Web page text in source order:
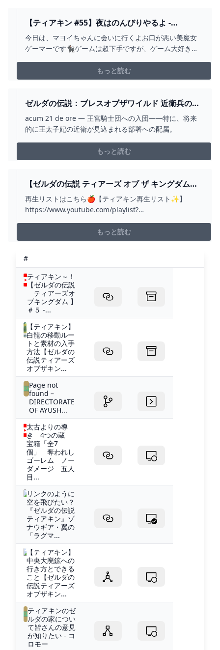
【ティアキン #55】夜はのんびりやるよ -
YOUTUBE
今日は、マヨイちゃんに会いに行くよお口が悪い美魔女
ゲーマーです🐈‍⬛ゲームは超下手ですが、ゲーム大好き🎮
願い🏴‍☠️🏴‍☠️🏴‍☠️・しゃのわは、上からの物言いが大
嫌いですコメントする際は充分に言葉に気を付けて下さ
もっと読む
ゼルダの伝説：ブレスオブザワイルド 近衛兵の装
備 近衛騎士リンク コスプレ衣装 安い価格で通販
中、新規会員には500ポイントを進呈します！原作
acum 21 de ore — 王宮騎士団への入団――特に、将来
的に王太子妃の近衛が見込まれる部署への配属。
もっと読む
【ゼルダの伝説 ティアーズ オブ ザ キングダム】
ゼルダ史上最高傑作な神ゲーを完全初見実況プレ
イ!! 「地底探索 編」 - YOUTUBE
再生リストはこちら🍎【ティアキン再生リスト✨】
https://www.youtube.com/playlist?
ーーーーーーーーーーーーーーーーーーーーーーー初め
まして、お条 です🍎神ゲーで噂のティアキンを完全初見
もっと読む
#
ティアキン～！
【ゼルダの伝説
ティアーズオ
ブキングダム 】
＃５ -...
【ティアキン】
白龍の移動ルー
トと素材の入手
方法【ゼルダの
伝説ティアーズ
オブザキン...
Page not
found –
DIRECTORATE
OF AYUSH...
太古よりの導
き 4つの蔵
宝箱「全7
個」 奪われし
ゴーレム ノー
ダメージ 五人
目...
リンクのように
空を飛びたい？
『ゼルダの伝説
ティアキン』ゾ
ナウギア・翼の
「ラグマ...
【ティアキン】
中央大廃鉱への
行き方とできる
こと【ゼルダの
伝説ティアーズ
オブザキン...
ティアキンのゼ
ルダの家につい
て皆さんの意見
が知りたい - コ
ロモー